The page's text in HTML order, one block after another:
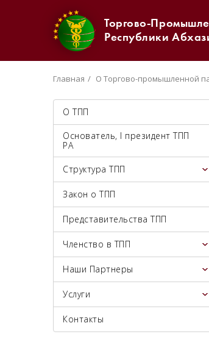
Торгово-
Республики
Главная О Торгово-промышленной
О ТПП
Основатель, I президент ТПП
РА
Структура ТПП
Закон о ТПП
Представительства ТПП
Членство в ТПП
Наши Партнеры
Услуги
Контакты